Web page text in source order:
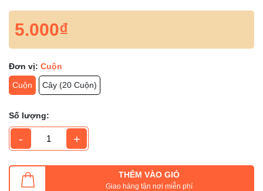
5.000₫
Đơn vị: Cuộn
Cuộn
Cây (20 Cuộn)
Số lượng:
- +
THÊM VÀO GIỎ
Giao hàng tận nơi miễn phí